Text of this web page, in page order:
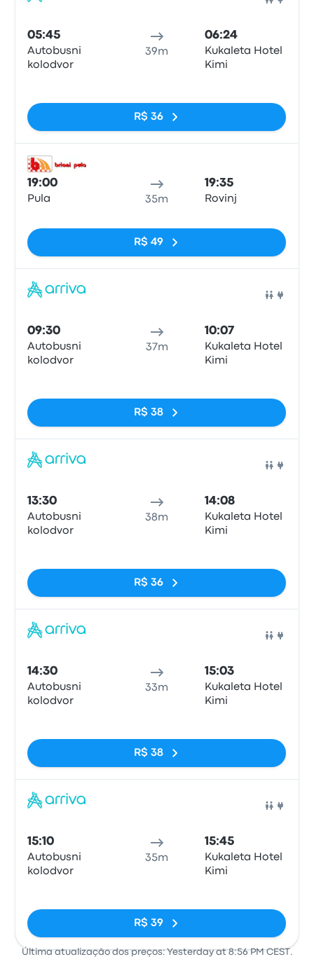
05:45
Autobusni
kolodvor
39m
06:24
Kukaleta Hotel
Kimi
R$ 36
19:00
Pula 35m
19:35
Rovinj
R$ 49
09:30
Autobusni
kolodvor
37m
10:07
Kukaleta Hotel
Kimi
R$ 38
13:30
Autobusni
kolodvor
38m
14:08
Kukaleta Hotel
Kimi
R$ 36
14:30
Autobusni
kolodvor
33m
15:03
Kukaleta Hotel
Kimi
R$ 38
15:10
Autobusni
kolodvor
35m
15:45
Kukaleta Hotel
Kimi
R$ 39
Última atualização dos preços: Yesterday at 8:56 PM CEST.